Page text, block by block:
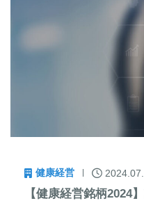
健康経営
【健康経営銘柄2024